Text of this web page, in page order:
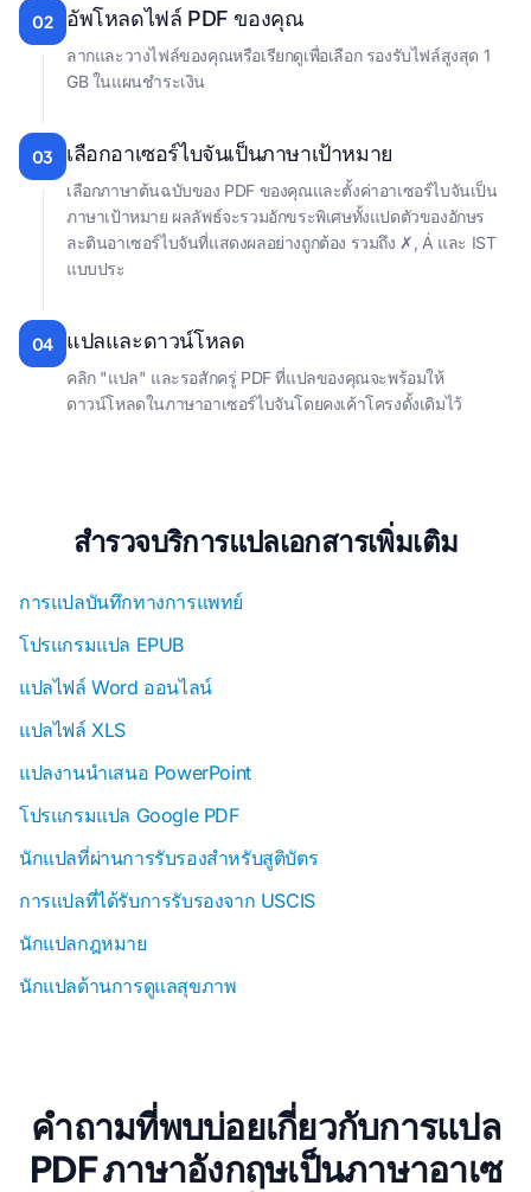
02 อัพโหลดไฟล์ PDF ของคุณ
ลากและวางไฟล์ของคุณหรือเรียกดูเพื่อเลือก รองรับไฟล์สูงสุด 1
GB ในแผนชําระเงิน
03 เลือกอาเซอร์ไบจันเป็นภาษาเป้าหมาย
เลือกภาษาต้นฉบับของ PDF ของคุณและตั้งค่าอาเซอร์ไบจันเป็น
ภาษาเป้าหมาย ผลลัพธ์จะรวมอักขระพิเศษทั้งแปดตัวของอักษร
ละตินอาเซอร์ไบจันที่แสดงผลอย่างถูกต้อง รวมถึง ✗, Á และ IST
แบบประ
04 แปลและดาวน์โหลด
คลิก "แปล" และรอสักครู่ PDF ที่แปลของคุณจะพร้อมให้
ดาวน์โหลดในภาษาอาเซอร์ไบจันโดยคงเค้าโครงดั้งเดิมไว้
สํารวจบริการแปลเอกสารเพิ่มเติม
การแปลบันทึกทางการแพทย์
โปรแกรมแปล EPUB
แปลไฟล์ Word ออนไลน์
แปลไฟล์ XLS
แปลงานนําเสนอ PowerPoint
โปรแกรมแปล Google PDF
นักแปลที่ผ่านการรับรองสําหรับสูติบัตร
การแปลที่ได้รับการรับรองจาก USCIS
นักแปลกฎหมาย
นักแปลด้านการดูแลสุขภาพ
คําถามที่พบบ่อยเกี่ยวกับการแปล
PDF ภาษาอังกฤษเป็นภาษาอาเซ